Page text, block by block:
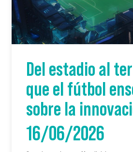
Del estadio al
que el fútbol
sobre la
16/06/2026